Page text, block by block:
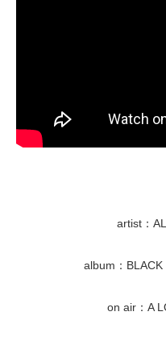
artist：
album：BLACK
on air：A